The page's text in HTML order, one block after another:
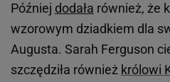
Później dodała również, że
wzorowym dziadkiem dla
Augusta. Sarah Ferguson
szczędziła również królowi